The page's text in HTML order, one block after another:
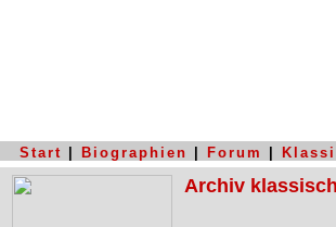
Start Biographien Forum
Archiv